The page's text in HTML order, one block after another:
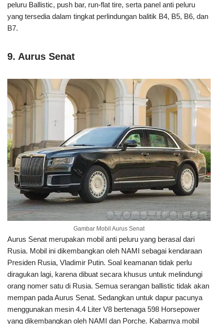
peluru Ballistic, push bar, run-flat tire, serta panel anti peluru
yang tersedia dalam tingkat perlindungan balitik B4, B5, B6, dan
B7.
9. Aurus Senat
Gambar Mobil Aurus Senat
Aurus Senat merupakan mobil anti peluru yang berasal dari
Rusia. Mobil ini dikembangkan oleh NAMI sebagai kendaraan
Presiden Rusia, Vladimir Putin. Soal keamanan tidak perlu
diragukan lagi, karena dibuat secara khusus untuk melindungi
orang nomer satu di Rusia. Semua serangan ballistic tidak akan
mempan pada Aurus Senat. Sedangkan untuk dapur pacunya
menggunakan mesin 4.4 Liter V8 bertenaga 598 Horsepower
yang dikembangkan oleh NAMI dan Porche. Kabarnya mobil